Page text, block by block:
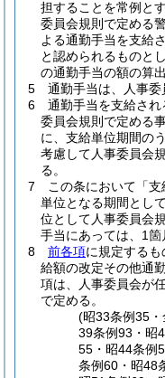
担することを常例と
委員会規則で定める
よる通勤手当を支給
と認められるものと
の通勤手当の額の算
5
通勤手当は、人事委
6
通勤手当を支給さ
委員会規則で定める
に、支給単位期間の
考慮して人事委員会
る。
7
この条において「
単位となる期間とし
位として人事委員会
手当にあっては、1箇
8
前各項に規定する
給額の改定その他通
項は、人事委員会が
で定める。
(昭33条例35
39条例93・昭
55・昭44条例
条例60・昭48